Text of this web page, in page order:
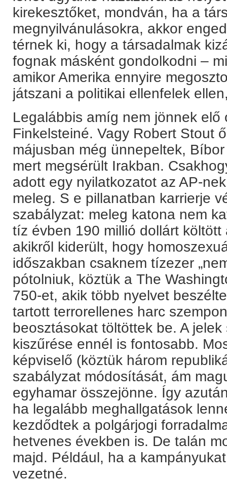
kirekesztőket, mondván, ha a
megnyilvánulásokra, akkor
térnek ki, hogy a társadalmak
fognak másként gondolkodni –
amikor Amerika ennyire
játszani a politikai ellenfelek
Legalábbis amíg nem jönnek elő
Finkelsteiné. Vagy Robert Stout
májusban még ünnepeltek,
mert megsérült Irakban.
adott egy nyilatkozatot az AP-
meleg. S e pillanatban karrierje
szabályzat: meleg katona nem
tíz évben 190 millió dollárt
akikről kiderült, hogy
időszakban csaknem tízezer
pótolniuk, köztük a The
750-et, akik több nyelvet
tartott terrorellenes harc
beosztásokat töltöttek be. A
kiszűrése ennél is fontosabb.
képviselő (köztük három
szabályzat módosítását, ám
egyhamar összejönne. Így
ha legalább meghallgatások
kezdődtek a polgárjogi
hetvenes években is. De talán
majd. Például, ha a
vezetné.